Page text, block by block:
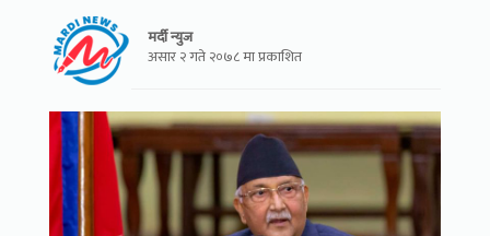
मर्दी न्युज
असार २ गते २०७८ मा प्रकाशित